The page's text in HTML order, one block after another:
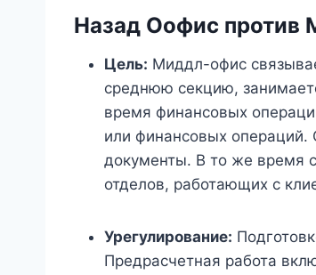
Назад Оофис против
Цель: Миддл-офис
среднюю секцию,
время финансовых
или финансовых операций.
документы. В то же время
отделов, работающих с
Урегулирование:
Предрасчетная работа